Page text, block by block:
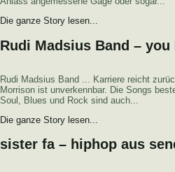
Die ganze Story lesen...
Rudi Madsius Band –
Rudi Madsius Band ... Karriere reicht
Morrison ist unverkennbar. Die Songs
Soul, Blues und Rock sind auch...
Die ganze Story lesen...
sister fa – hiphop aus